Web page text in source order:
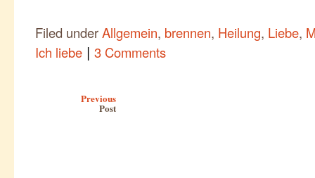
Filed underAllgemein, brennen, Heilung, Liebe,
Ich liebe | 3 Comments
Previous
Post